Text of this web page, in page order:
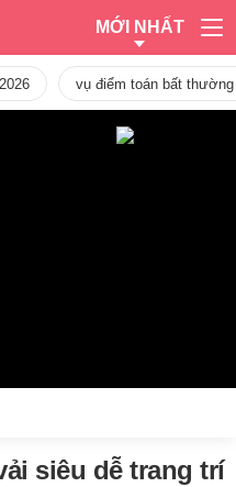
MỚI NHẤT
vụ điểm toán bất
siêu dễ trang trí